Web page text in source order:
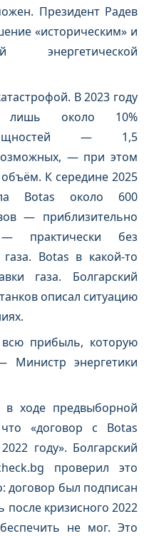
Президент Радев
«историческим» и
энергетической
В 2023 году
лишь около 10%
мощностей — 1,5
— при этом
К середине 2025
Botas около 600
— приблизительно
практически без
Botas в какой-то
газа. Болгарский
описал ситуацию
всю прибыль, которую
Министр энергетики
ходе предвыборной
«договор с Botas
году». Болгарский
проверил это
договор был подписан
после кризисного 2022
не мог. Это